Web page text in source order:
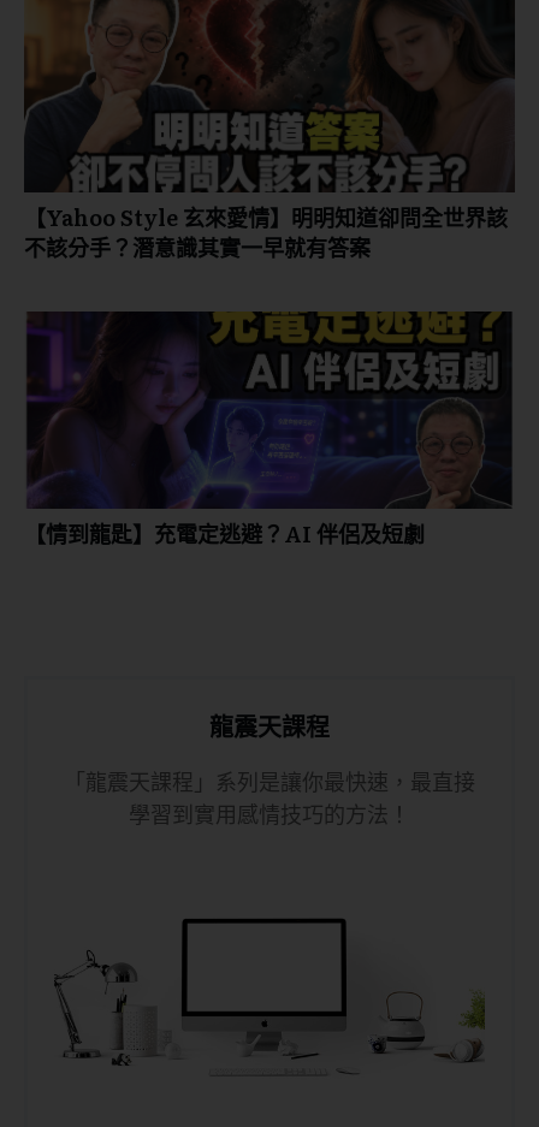
【Yahoo Style 玄來愛情】明明知道卻問全世界該
不該分手？潛意識其實一早就有答案
【情到龍匙】充電定逃避？AI 伴侶及短劇
龍震天課程
「龍震天課程」系列是讓你最快速，最直接
學習到實用感情技巧的方法！